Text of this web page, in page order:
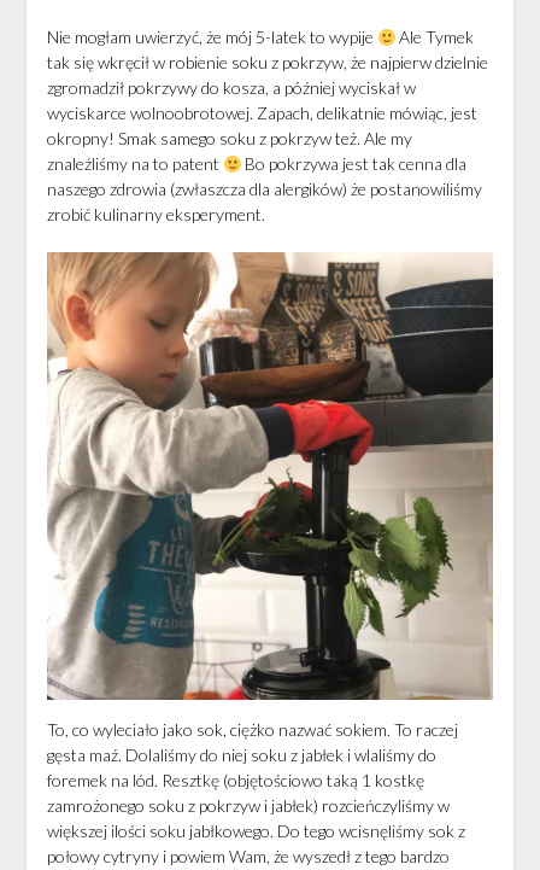
Nie mogłam uwierzyć, że mój 5-latek to wypije
Ale Tymek
tak się wkręcił w robienie soku z pokrzyw, że najpierw dzielnie
zgromadził pokrzywy do kosza, a później wyciskał w
wyciskarce wolnoobrotowej. Zapach, delikatnie mówiąc, jest
okropny! Smak samego soku z pokrzyw też. Ale my
znaleźliśmy na to patent
Bo pokrzywa jest tak cenna dla
naszego zdrowia (zwłaszcza dla alergików) że postanowiliśmy
zrobić kulinarny eksperyment.
To, co wyleciało jako sok, ciężko nazwać sokiem. To raczej
gęsta maź. Dolaliśmy do niej soku z jabłek i wlaliśmy do
foremek na lód. Resztkę (objętościowo taką 1 kostkę
zamrożonego soku z pokrzyw i jabłek) rozcieńczyliśmy w
większej ilości soku jabłkowego. Do tego wcisnęliśmy sok z
połowy cytryny i powiem Wam, że wyszedł z tego bardzo